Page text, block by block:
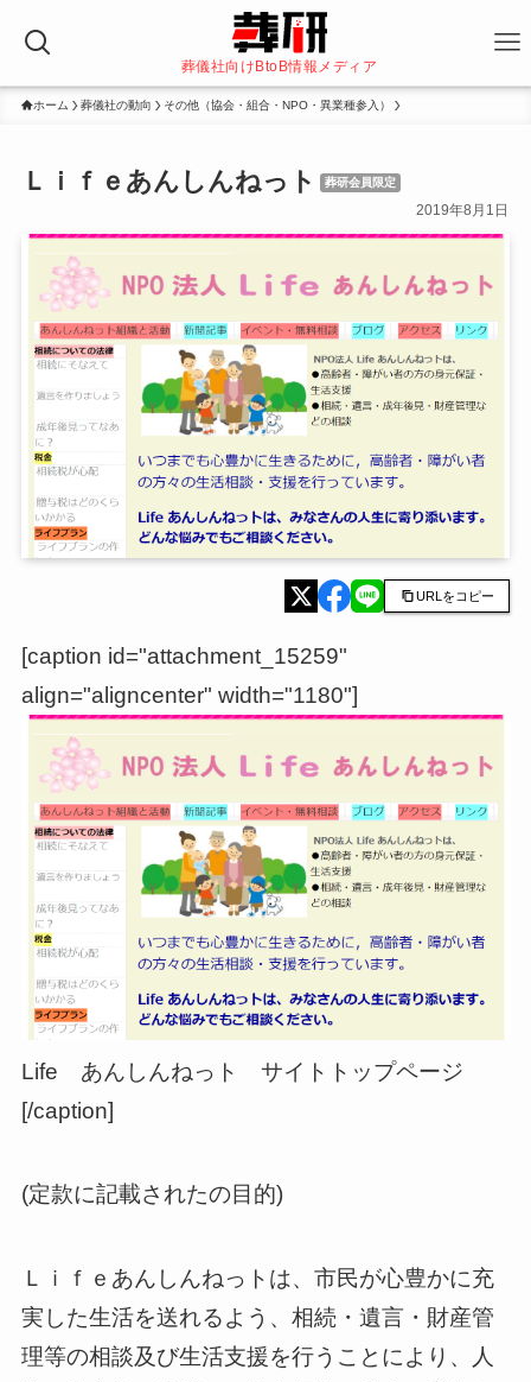
葬儀社向けBtoB情報メディア
ホーム 葬儀社の動向 その他（協会・組合・NPO・異業種参入）
Ｌｉｆｅあんしんねっト 葬研会員限定
2019年8月1日
URLをコピー
[caption id="attachment_15259"
align="aligncenter" width="1180"]
Life あんしんねっト サイトトップページ
[/caption]
(定款に記載されたの目的)
Ｌｉｆｅあんしんねっトは、市民が心豊かに充
実した生活を送れるよう、相続・遺言・財産管
理等の相談及び生活支援を行うことにより、人